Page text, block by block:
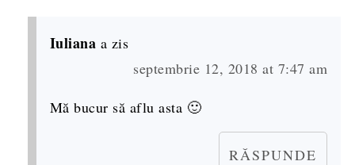
Iuliana a zis
septembrie 12, 2018 at 7:47 am
Mă bucur să aflu asta 🙂
RĂSPUNDE